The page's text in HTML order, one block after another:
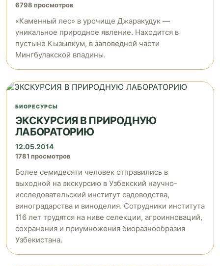
6798 просмотров
«Каменный лес» в урочище Джаракудук —
уникальное природное явление. Находится в
пустыне Кызылкум, в заповедной части
Мингбулакской впадины.
БИОРЕСУРСЫ
ЭКСКУРСИЯ В ПРИРОДНУЮ
ЛАБОРАТОРИЮ
12.05.2014
1781 просмотров
Более семидесяти человек отправились в
выходной на экскурсию в Узбекский научно-
исследовательский институт садоводства,
виноградарства и виноделия. Сотрудники института
116 лет трудятся на ниве селекции, агроинноваций,
сохранения и приумножения биоразнообразия
Узбекистана.